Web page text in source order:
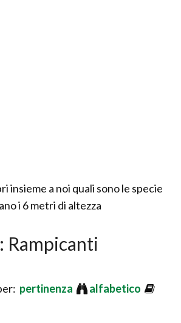
insieme a noi quali sono le specie
i 6 metri di altezza
Rampicanti
pertinenza
alfabetico